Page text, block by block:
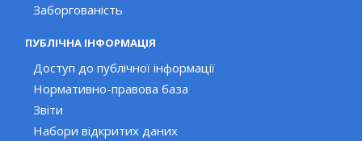
Заборгованість
ПУБЛІЧНА ІНФОРМАЦІЯ
Доступ до публічної інформації
Нормативно-правова база
Звіти
Набори відкритих даних